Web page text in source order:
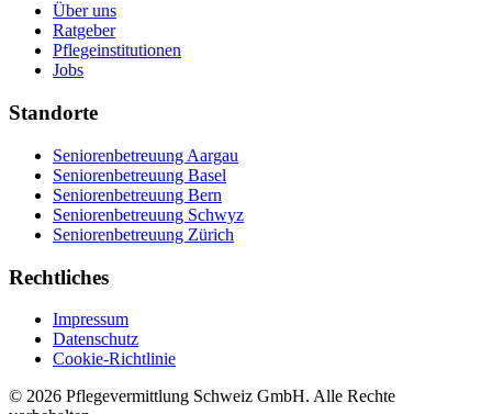
Über uns
Ratgeber
Pflegeinstitutionen
Jobs
Standorte
Seniorenbetreuung Aargau
Seniorenbetreuung Basel
Seniorenbetreuung Bern
Seniorenbetreuung Schwyz
Seniorenbetreuung Zürich
Rechtliches
Impressum
Datenschutz
Cookie-Richtlinie
© 2026 Pflegevermittlung Schweiz GmbH. Alle Rechte